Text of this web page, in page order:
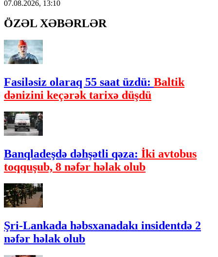
07.08.2026, 13:10
ÖZƏL XƏBƏRLƏR
Fasiləsiz olaraq 55 saat üzdü: Baltik
dənizini keçərək tarixə düşdü
Banqladeşdə dəhşətli qəza: İki avtobus
toqquşub, 8 nəfər həlak olub
Şri-Lankada həbsxanadakı insidentdə 2
nəfər həlak olub